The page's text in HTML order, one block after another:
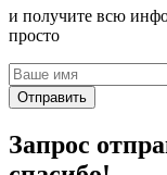
и получите всю
просто
Отправить
Запрос